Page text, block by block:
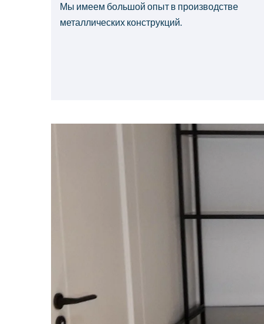
Мы имеем большой опыт в производстве
металлических конструкций.